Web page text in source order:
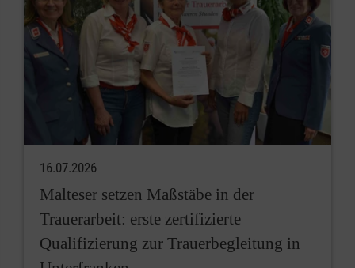
16.07.2026
Malteser setzen Maßstäbe in der
Trauerarbeit: erste zertifizierte
Qualifizierung zur Trauerbegleitung in